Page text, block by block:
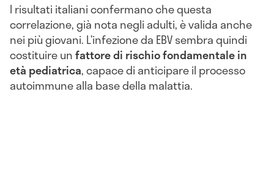
I risultati italiani confermano che questa
correlazione, già nota negli adulti, è valida anche
nei più giovani. L’infezione da EBV sembra quindi
costituire unfattore di rischio fondamentale in
età pediatrica, capace di anticipare il processo
autoimmune alla base della malattia.